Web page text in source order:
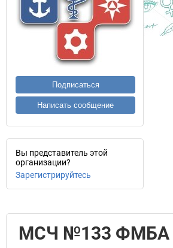
Подписаться
Написать сообщение
Вы представитель этой
организации?
Зарегистрируйтесь
МСЧ №133 ФМБА